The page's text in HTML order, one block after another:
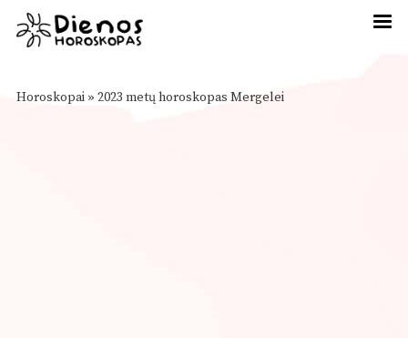
Horoskopai » 2023 metų horoskopas Mergelei